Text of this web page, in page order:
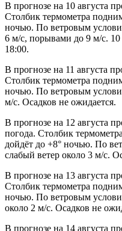
В прогнозе на 10 августа
Столбик термометра
ночью. По ветровым
6 м/с, порывами до 9 м/с. 10
18:00.
В прогнозе на 11 августа
Столбик термометра
ночью. По ветровым
м/с. Осадков не ожидается.
В прогнозе на 12 августа
погода. Столбик
дойдёт до +8° ночью. По
слабый ветер около 3 м/с.
В прогнозе на 13 августа
Столбик термометра
ночью. По ветровым
около 2 м/с. Осадков не
В прогнозе на 14 августа